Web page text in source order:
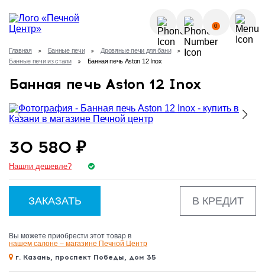
8 (843) 570-64-51
8 (937) 615-32-40
О КОМПАНИИ
КАК КУПИТЬ?
ПОЛЕЗНЫЕ СТАТЬИ
НОВОСТИ
КОНТАКТЫ
0
Главная Банные печи
Дровяные печи для бани
Банные печи из стали
Банная печь Aston 12 Inox
Банная печь Aston 12 Inox
30 580 ₽
Нашли дешевле?
ЗАКАЗАТЬ В КРЕДИТ
Вы можете приобрести этот товар в
нашем салоне – магазине Печной Центр
г. Казань, проспект Победы, дом 35